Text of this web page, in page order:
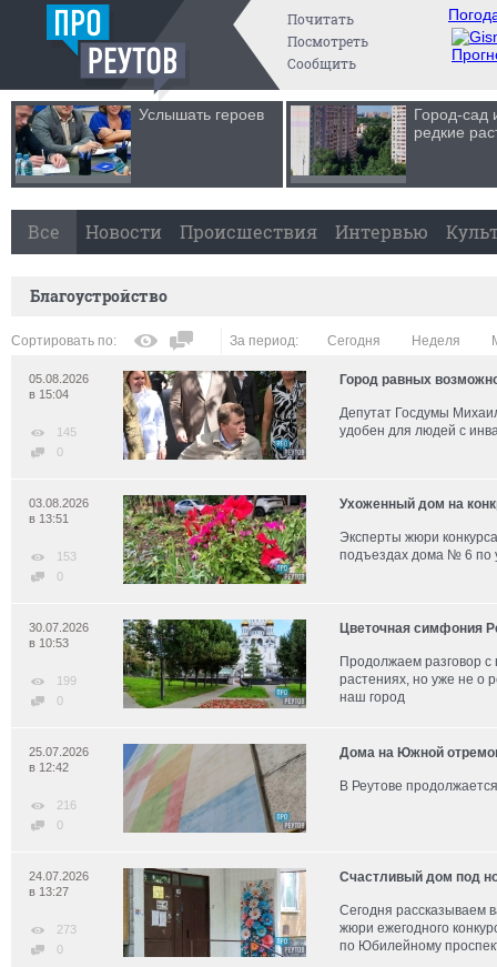
Почитать
Посмотреть
Сообщить
Услышать героев
Город-сад
редкие
Все Новости Происшествия Интервью
Благоустройство
Сортировать по: За период: Сегодня Неделя
Город равных
Депутат Госдумы
удобен для людей с
05.08.2026
в 15:04
145
0
Ухоженный дом на
Эксперты жюри
подъездах дома № 6 по
03.08.2026
в 13:51
153
0
Цветочная симфония
Продолжаем разговор
растениях, но уже не о
наш город
30.07.2026
в 10:53
199
0
Дома на Южной
В Реутове
25.07.2026
в 12:42
216
0
Счастливый дом под
Сегодня рассказываем
жюри ежегодного
по Юбилейному
24.07.2026
в 13:27
273
0